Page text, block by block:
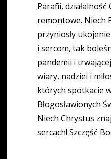
Parafii,
remontowe. Niech
przyniosły
i sercom, tak
pandemii i
wiary, nadziei i
których spotkacie
Błogosławionych
Niech Chrystus
sercach! Szczęść